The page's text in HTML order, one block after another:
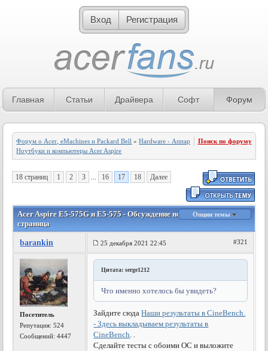
Вход Регистрация
Главная Статьи Драйвера Софт Форум
Форум о Acer, eMachines и Packard Bell »Hardware - Аппаратное обеспечение»
Ноутбуки и компьютеры Acer Aspire
Поиск по форуму
18 страниц 1 2 3 ... 16 17 18 Далее
Acer Aspire E5-575G и E5-575 - Обсуждение ноутбуков - 17
страница
Опции темы
barankin 25 декабря 2021 22:45 #321
Посетитель
Репутация:524
Сообщений: 4447
Цитата: serge1212
Что именно хотелось бы увидеть?
Зайдите сюдаНаши результаты в CineBench.
- Здесь выкладываем результаты в
CineBench. .
Сделайте тесты c обоими ОС и выложите